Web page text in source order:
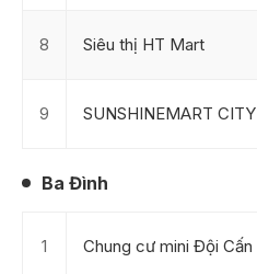
8 Siêu thị HT Mart
9 SUNSHINEMART CITY
Ba Đình
1 Chung cư mini Đội Cấn